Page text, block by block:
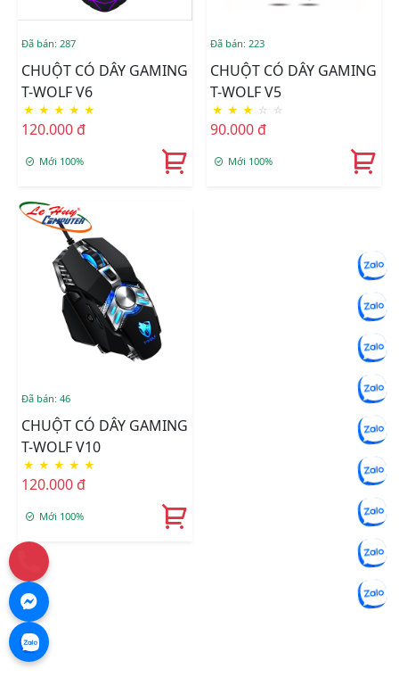
Đã bán: 287
CHUỘT CÓ DÂY GAMING
T-WOLF V6
★ ★ ★ ★ ★
120.000 đ
Mới 100%
Đã bán: 223
CHUỘT CÓ DÂY GAMING
T-WOLF V5
★ ★ ★ ☆ ☆
90.000 đ
Mới 100%
Đã bán: 46
CHUỘT CÓ DÂY GAMING
T-WOLF V10
★ ★ ★ ★ ★
120.000 đ
Mới 100%